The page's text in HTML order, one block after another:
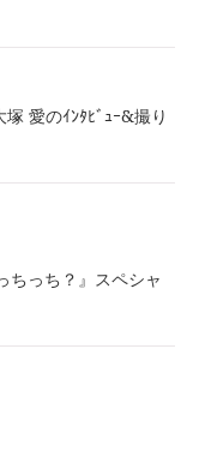
愛のｲﾝﾀﾋﾞｭｰ&撮り
ちっち？』スペシャ